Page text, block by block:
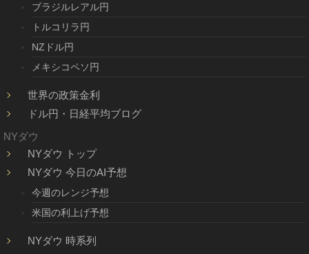
ブラジルレアル円
トルコリラ円
NZドル円
メキシコペソ円
世界の政策金利
ドル円・日経平均ブログ
NYダウ
NYダウ トップ
NYダウ 今日のAI予想
今週のレンジ予想
米国の利上げ予想
NYダウ 時系列